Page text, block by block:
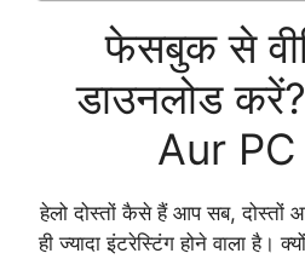
फेसबुक से
डाउनलोड
Aur
हेलो दोस्तों कैसे हैं आप सब, दोस्तों
ही ज्यादा इंटरेस्टिंग होने वाला